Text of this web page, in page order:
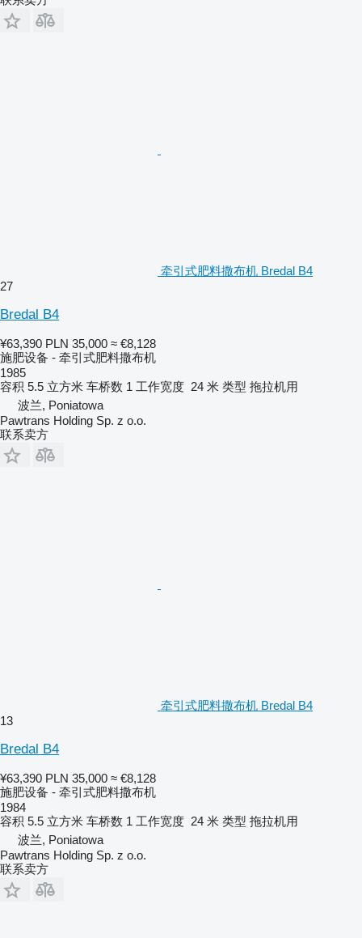
牵引式肥料撒布机 Bredal B4
27
Bredal B4
¥63,390 PLN 35,000 ≈ €8,128
施肥设备 - 牵引式肥料撒布机
1985
容积 5.5 立方米 车桥数 1 工作宽度 24 米 类型 拖拉机用
波兰, Poniatowa
Pawtrans Holding Sp. z o.o.
联系卖方
牵引式肥料撒布机 Bredal B4
13
Bredal B4
¥63,390 PLN 35,000 ≈ €8,128
施肥设备 - 牵引式肥料撒布机
1984
容积 5.5 立方米 车桥数 1 工作宽度 24 米 类型 拖拉机用
波兰, Poniatowa
Pawtrans Holding Sp. z o.o.
联系卖方